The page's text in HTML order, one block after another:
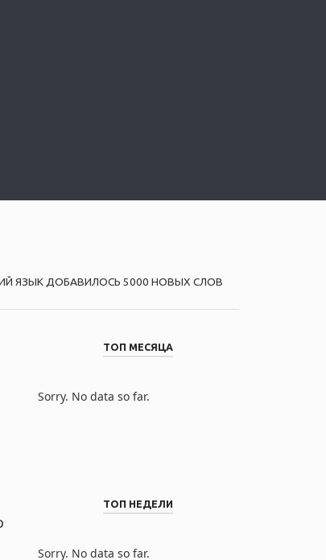
ЯЗЫК ДОБАВИЛОСЬ 5000 НОВЫХ СЛОВ
ТОП МЕСЯЦА
Sorry. No data so far.
ТОП НЕДЕЛИ
Sorry. No data so far.